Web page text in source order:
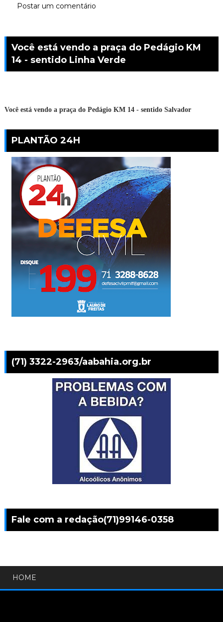
Postar um comentário
Você está vendo a praça do Pedágio KM
14 - sentido Linha Verde
Você está vendo a praça do Pedágio KM 14 - sentido Salvador
PLANTÃO 24H
(71) 3322-2963/aabahia.org.br
Fale com a redação(71)99146-0358
HOME